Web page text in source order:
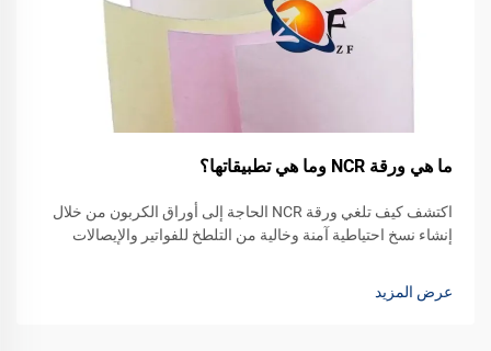
ما هي ورقة NCR وما هي تطبيقاتها؟
اكتشف كيف تلغي ورقة NCR الحاجة إلى أوراق الكربون من خلال
إنشاء نسخ احتياطية آمنة وخالية من التلطخ للفواتير والإيصالات
عرض المزيد